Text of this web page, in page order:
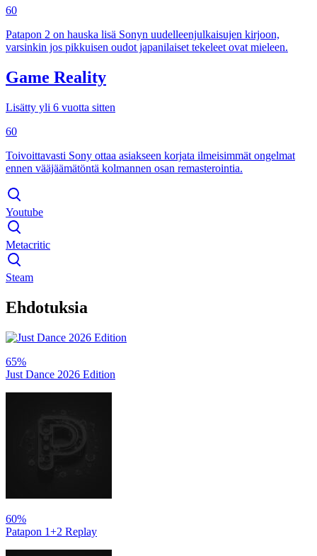
60
Patapon 2 on hauska lisä Sonyn uudelleenjulkaisujen kirjoon,
varsinkin jos pikkuisen oudot japanilaiset tekeleet ovat mieleen.
Game Reality
Lisätty yli 6 vuotta sitten
60
Toivoittavasti Sony ottaa asiakseen korjata ilmeisimmät ongelmat
ennen vääjäämätöntä kolmannen osan remasterointia.
Youtube
Metacritic
Steam
Ehdotuksia
65%
Just Dance 2026 Edition
60%
Patapon 1+2 Replay